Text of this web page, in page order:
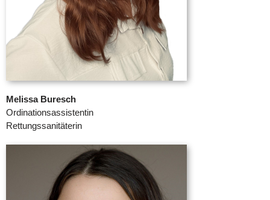
Melissa Buresch
Ordinationsassistentin
Rettungssanitäterin